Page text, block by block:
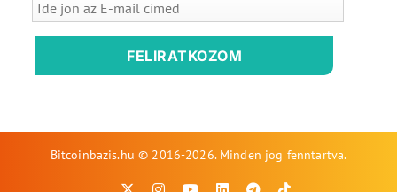
FELIRATKOZOM
Bitcoinbazis.hu © 2016-2026. Minden jog fenntartva.